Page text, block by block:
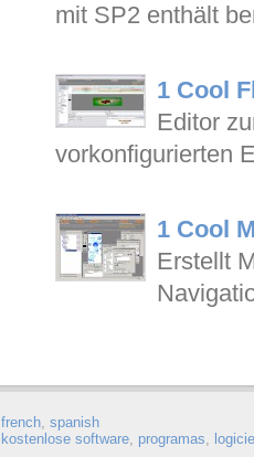
mit SP2 enthält
1 Cool
Editor
vorkonfigurierten
1 Cool
Erstellt
french, spanish
kostenlose software, programas,